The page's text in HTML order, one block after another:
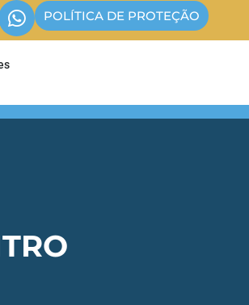
POLÍTICA DE PROTEÇÃO